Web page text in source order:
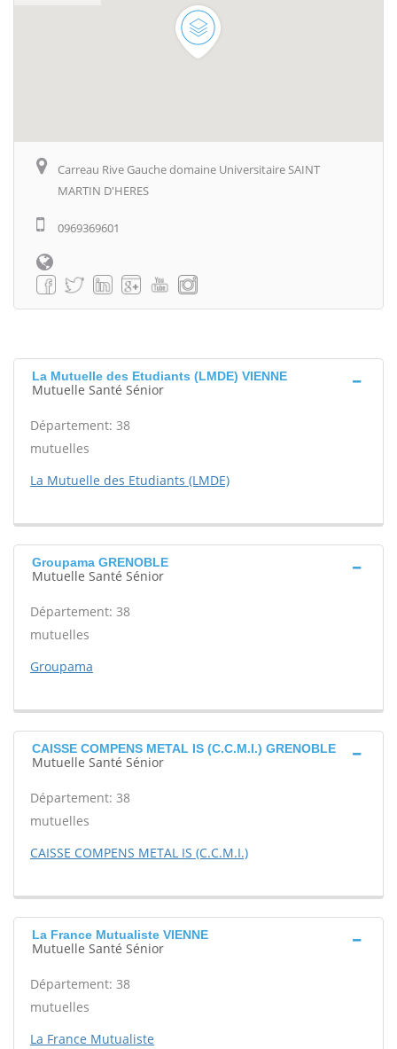
Carreau Rive Gauche domaine Universitaire SAINT
MARTIN D'HERES
0969369601
La Mutuelle des Etudiants (LMDE) VIENNE
Mutuelle Santé Sénior
Département: 38
mutuelles
La Mutuelle des Etudiants (LMDE)
Groupama GRENOBLE
Mutuelle Santé Sénior
Département: 38
mutuelles
Groupama
CAISSE COMPENS METAL IS (C.C.M.I.) GRENOBLE
Mutuelle Santé Sénior
Département: 38
mutuelles
CAISSE COMPENS METAL IS (C.C.M.I.)
La France Mutualiste VIENNE
Mutuelle Santé Sénior
Département: 38
mutuelles
La France Mutualiste